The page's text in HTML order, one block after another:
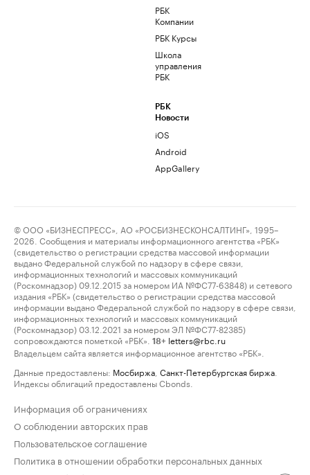
РБК
Компании
РБК Курсы
Школа
управления
РБК
РБК
Новости
iOS
Android
AppGallery
© ООО «БИЗНЕСПРЕСС», АО «РОСБИЗНЕСКОНСАЛТИНГ», 1995–
2026. Сообщения и материалы информационного агентства «РБК»
(свидетельство о регистрации средства массовой информации
выдано Федеральной службой по надзору в сфере связи,
информационных технологий и массовых коммуникаций
(Роскомнадзор) 09.12.2015 за номером ИА №ФС77-63848) и сетевого
издания «РБК» (свидетельство о регистрации средства массовой
информации выдано Федеральной службой по надзору в сфере связи,
информационных технологий и массовых коммуникаций
(Роскомнадзор) 03.12.2021 за номером ЭЛ №ФС77-82385)
сопровождаются пометкой «РБК».
18+ letters@rbc.ru
Владельцем сайта является информационное агентство «РБК».
Данные предоставлены: Мосбиржа Санкт-Петербургская биржа
Индексы облигаций предоставлены Cbonds.
Информация об ограничениях
О соблюдении авторских прав
Пользовательское соглашение
Политика в отношении обработки персональных данных